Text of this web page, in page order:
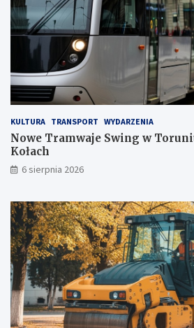
w
a
c
D
o
m
u
E
s
k
e
w
a
n
a
ł
a
c
h
KULTURA TRANSPORT WYDARZENIA
Nowe Tramwaje Swing w
Kołach
6 sierpnia 2026